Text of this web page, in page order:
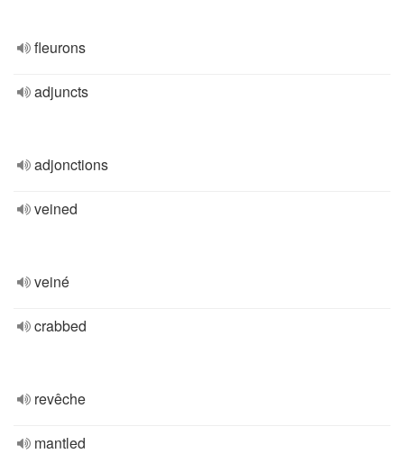
fleurons
adjuncts
adjonctions
veined
veiné
crabbed
revêche
mantled